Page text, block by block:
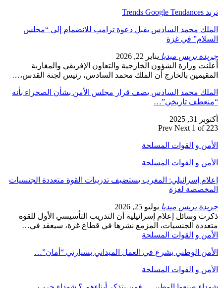
ترند Trends Google Tendances
الملك محمد السادس يقبل دعوة ترامب للانضمام إلى “مجلس
السلام” في غزة
جريدة بريس ميديا يناير 22, 2026
أعلنت وزارة الشؤون الخارجية والتعاون الإفريقي والمغاربة
المقيمين بالخارج أن الملك محمد السادس، رئيس لجنة القدس،…
الملك محمد السادس يصف قرار مجلس الأمن بشأن الصحراء بأنه
“منعطف تاريخي”…
أكتوبر 31, 2025
Prev Next 1 of 223
الأمن و القوات المسلحة
الأمن و القوات المسلحة
إعلام إسرائيلي: المغرب يستضيف تدريبات القوة متعددة الجنسيات
المخصصة لغزة
جريدة بريس ميديا يوليو 25, 2026
ذكرت وسائل إعلام إسرائيلية أن التدريب التأسيسي الأول للقوة
متعددة الجنسيات، المزمع نشرها في قطاع غزة، سيعقد في…
الأمن و القوات المسلحة
الأمن الوطني يشرع في العمل الميداني بسيارتي “أمان”…
الأمن و القوات المسلحة